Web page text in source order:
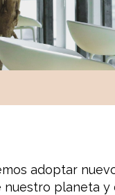
adoptar
planeta